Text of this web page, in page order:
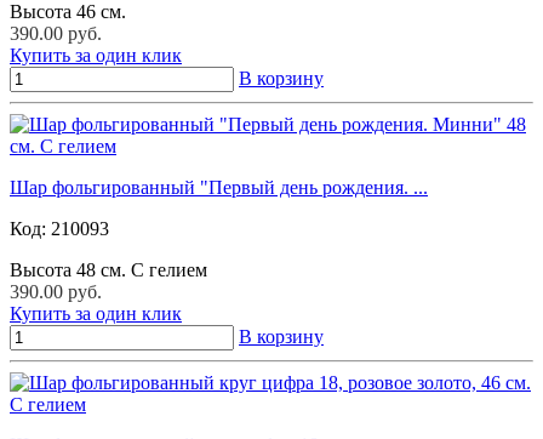
Высота 46 см.
390.00 руб.
Купить за один клик
В корзину
Шар фольгированный "Первый день рождения. ...
Код: 210093
Высота 48 см. С гелием
390.00 руб.
Купить за один клик
В корзину